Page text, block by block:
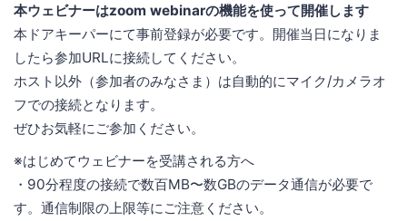
本ウェビナーはzoom webinarの機能を使って開催します
本ドアキーパーにて事前登録が必要です。開催当日になりま
したら参加URLに接続してください。
ホスト以外（参加者のみなさま）は自動的にマイク/カメラオ
フでの接続となります。
ぜひお気軽にご参加ください。
※はじめてウェビナーを受講される方へ
・90分程度の接続で数百MB〜数GBのデータ通信が必要で
す。通信制限の上限等にご注意ください。